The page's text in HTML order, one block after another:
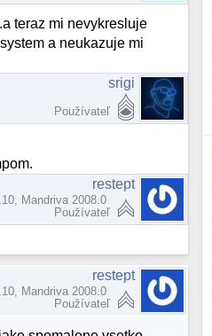
teraz mi nevykresluje
a neukazuje mi
srigi
Používateľ
restept
Mandriva 2008.0
Používateľ
restept
Mandriva 2008.0
Používateľ